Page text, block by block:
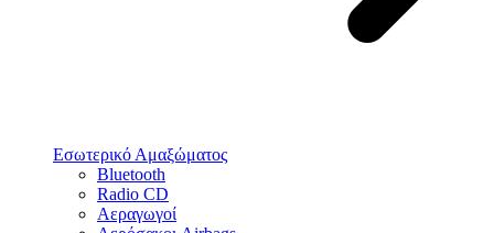
Εσωτερικό Αμαξώματος
Bluetooth
Radio CD
Αεραγωγοί